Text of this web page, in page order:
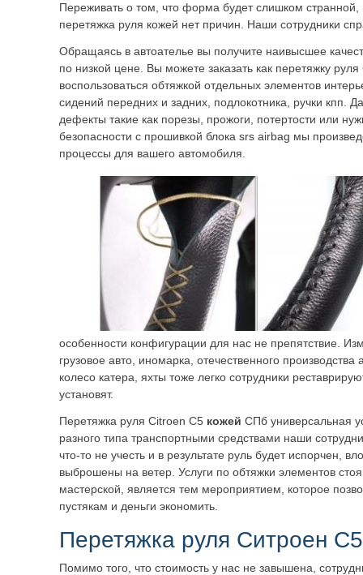
Переживать о том, что форма будет слишком странной,
перетяжка руля кожей нет причин. Наши сотрудники
Обращаясь в автоателье вы получите наивысшее
по низкой цене. Вы можете заказать как перетяжку
воспользоваться обтяжкой отдельных элементов
сидений передних и задних, подлокотника, ручки кпп.
дефекты такие как порезы, прожоги, потертости или
безопасности с прошивкой блока srs airbag мы
процессы для вашего автомобиля.
особенности конфигурации для нас не препятствие.
грузовое авто, иномарка, отечественного
колесо катера, яхты тоже легко сотрудники
установят.
Перетяжка руля Citroen C5 кожей СПб универсальная
разного типа транспортными средствами наши
что-то не учесть и в результате руль будет испорчен,
выброшены на ветер. Услуги по обтяжки элементов
мастерской, является тем мероприятием, которое
пустякам и деньги экономить.
Перетяжка руля Ситроен С5
Помимо того, что стоимость у нас не завышена,